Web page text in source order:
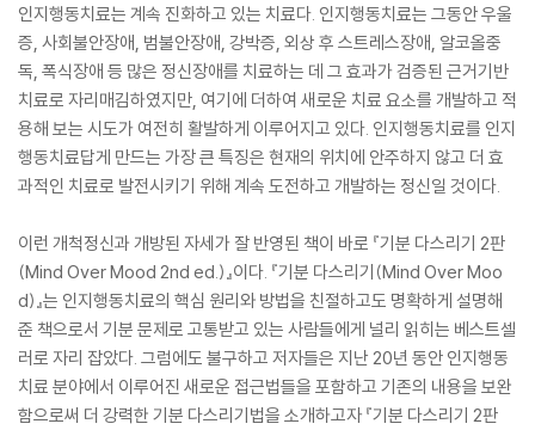
인지행동치료는 계속 진화하고 있는 치료다. 인지행동치료는 그동안 우울
증, 사회불안장애, 범불안장애, 강박증, 외상 후 스트레스장애, 알코올중
독, 폭식장애 등 많은 정신장애를 치료하는 데 그 효과가 검증된 근거기반
치료로 자리매김하였지만, 여기에 더하여 새로운 치료 요소를 개발하고 적
용해 보는 시도가 여전히 활발하게 이루어지고 있다. 인지행동치료를 인지
행동치료답게 만드는 가장 큰 특징은 현재의 위치에 안주하지 않고 더 효
과적인 치료로 발전시키기 위해 계속 도전하고 개발하는 정신일 것이다.
이런 개척정신과 개방된 자세가 잘 반영된 책이 바로 『기분 다스리기 2판
(Mind Over Mood 2nd ed.)』이다. 『기분 다스리기(Mind Over Moo
d)』는 인지행동치료의 핵심 원리와 방법을 친절하고도 명확하게 설명해
준 책으로서 기분 문제로 고통받고 있는 사람들에게 널리 읽히는 베스트셀
러로 자리 잡았다. 그럼에도 불구하고 저자들은 지난 20년 동안 인지행동
치료 분야에서 이루어진 새로운 접근법들을 포함하고 기존의 내용을 보완
함으로써 더 강력한 기분 다스리기법을 소개하고자 『기분 다스리기 2판